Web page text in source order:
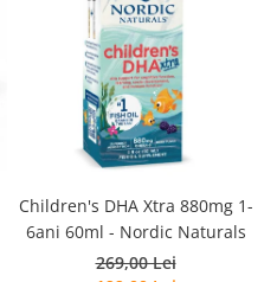
Children's DHA Xtra 880mg 1-
6ani 60ml - Nordic Naturals
269,00 Lei